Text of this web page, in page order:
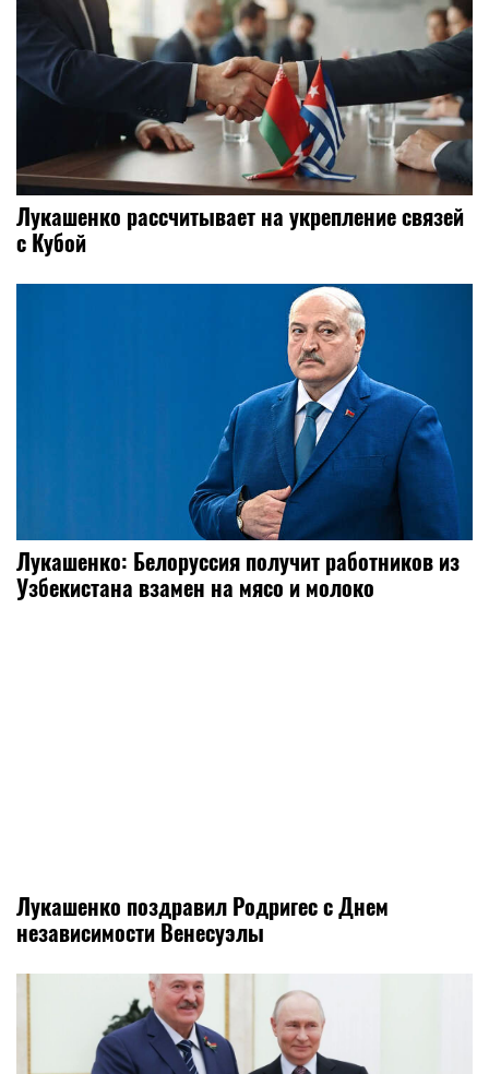
Лукашенко рассчитывает на укрепление связей
с Кубой
Лукашенко: Белоруссия получит работников из
Узбекистана взамен на мясо и молоко
Лукашенко поздравил Родригес с Днем
независимости Венесуэлы